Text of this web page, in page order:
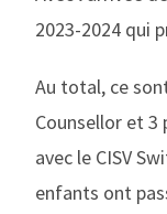
2023-2024 qui
Au total, ce
Counsellor et
avec le CISV
enfants ont